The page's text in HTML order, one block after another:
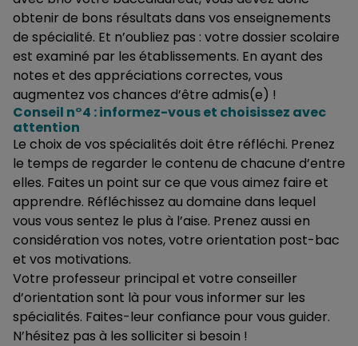
obtenir de bons résultats dans vos enseignements
de spécialité. Et n’oubliez pas : votre dossier scolaire
est examiné par les établissements. En ayant des
notes et des appréciations correctes, vous
augmentez vos chances d’être admis(e) !
Conseil n°4 : informez-vous et choisissez avec
attention
Le choix de vos spécialités doit être réfléchi. Prenez
le temps de regarder le contenu de chacune d’entre
elles. Faites un point sur ce que vous aimez faire et
apprendre. Réfléchissez au domaine dans lequel
vous vous sentez le plus à l’aise. Prenez aussi en
considération vos notes, votre orientation post-bac
et vos motivations.
Votre professeur principal et votre conseiller
d’orientation sont là pour vous informer sur les
spécialités. Faites-leur confiance pour vous guider.
N’hésitez pas à les solliciter si besoin !